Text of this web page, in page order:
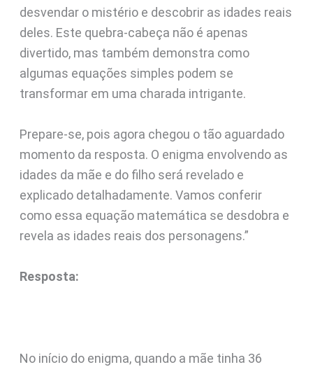
desvendar o mistério e descobrir as idades reais
deles. Este quebra-cabeça não é apenas
divertido, mas também demonstra como
algumas equações simples podem se
transformar em uma charada intrigante.
Prepare-se, pois agora chegou o tão aguardado
momento da resposta. O enigma envolvendo as
idades da mãe e do filho será revelado e
explicado detalhadamente. Vamos conferir
como essa equação matemática se desdobra e
revela as idades reais dos personagens.”
Resposta:
No início do enigma, quando a mãe tinha 36